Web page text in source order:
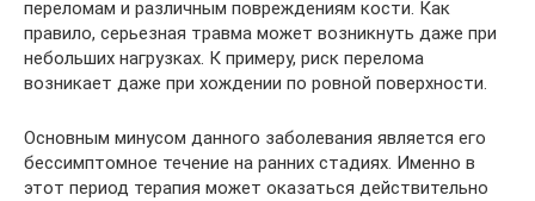
переломам и различным повреждениям кости. Как
правило, серьезная травма может возникнуть даже при
небольших нагрузках. К примеру, риск перелома
возникает даже при хождении по ровной поверхности.
Основным минусом данного заболевания является его
бессимптомное течение на ранних стадиях. Именно в
этот период терапия может оказаться действительно